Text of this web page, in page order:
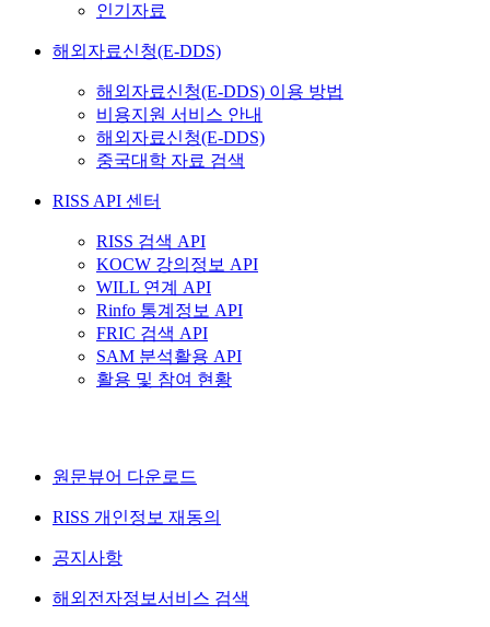
인기자료
해외자료신청(E-DDS)
해외자료신청(E-DDS) 이용 방법
비용지원 서비스 안내
해외자료신청(E-DDS)
중국대학 자료 검색
RISS API 센터
RISS 검색 API
KOCW 강의정보 API
WILL 연계 API
Rinfo 통계정보 API
FRIC 검색 API
SAM 분석활용 API
활용 및 참여 현황
원문뷰어 다운로드
RISS 개인정보 재동의
공지사항
해외전자정보서비스 검색